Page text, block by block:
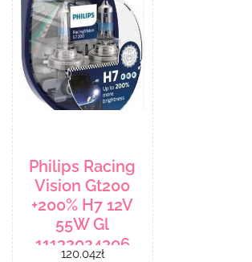
Philips Racing
Vision Gt200
+200% H7 12V
55W Gl
11132024306
120.04zł